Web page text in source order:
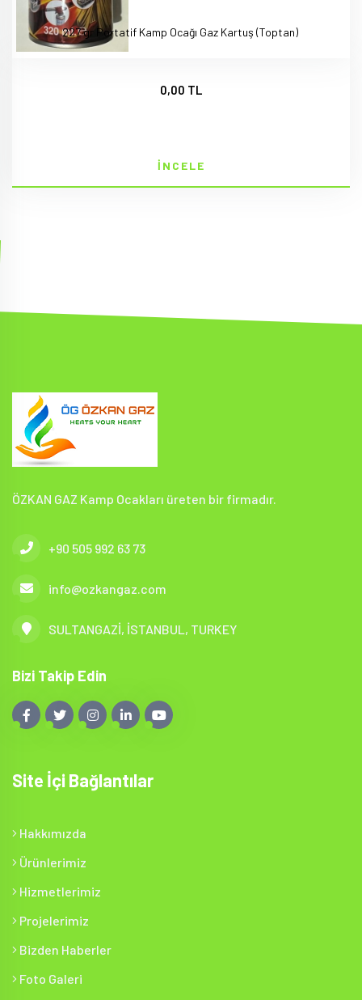
227 gr Portatif Kamp Ocağı Gaz Kartuş (Toptan)
0,00 TL
İNCELE
ÖZKAN GAZ Kamp Ocakları üreten bir firmadır.
+90 505 992 63 73
info@ozkangaz.com
SULTANGAZİ, İSTANBUL, TURKEY
Bizi Takip Edin
Site İçi Bağlantılar
Hakkımızda
Ürünlerimiz
Hizmetlerimiz
Projelerimiz
Bizden Haberler
Foto Galeri